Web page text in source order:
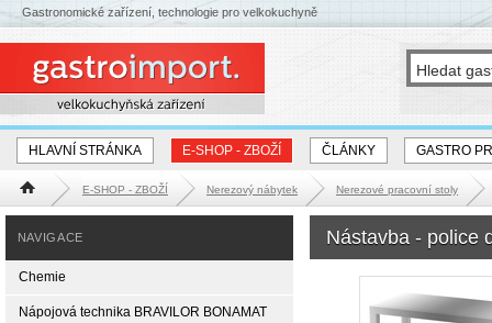
HLAVNÍ STRÁNKA E-SHOP - ZBOŽÍ ČLÁNKY GASTRO
Hlavní stránka E-SHOP - ZBOŽÍ Nerezový nábytek Nerezové pracovní stoly
Nástavba - police
NAVIGACE
Chemie
Nápojová technika BRAVILOR BONAMAT
Gastronomické zařízení, technologie pro velkokuchyně